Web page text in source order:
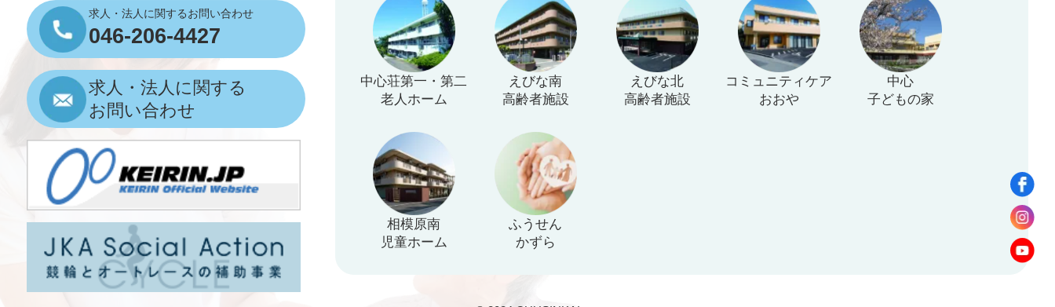
求人・法人に関するお問い合わせ
046-206-4427
求人・法人に関する
お問い合わせ
中心荘第一・第二
老人ホーム
えびな南
高齢者施設
えびな北
高齢者施設
コミュニティケア
おおや
中心
子どもの家
相模原南
児童ホーム
ふうせん
かずら